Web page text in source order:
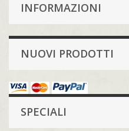
INFORMAZIONI
NUOVI PRODOTTI
SPECIALI